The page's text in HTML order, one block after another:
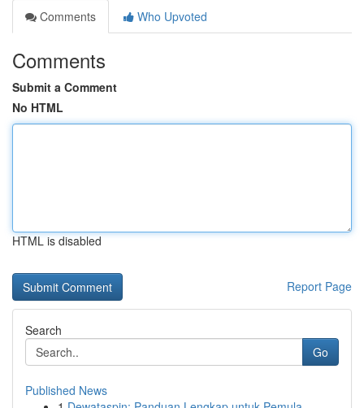
Comments
Who Upvoted
Comments
Submit a Comment
No HTML
HTML is disabled
Report Page
Search
Go
Published News